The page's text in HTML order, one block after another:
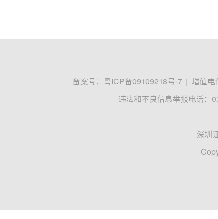
备案号： 粤ICP备09109218号-7 | 增值电
违法和不良信息举报电话：
深圳